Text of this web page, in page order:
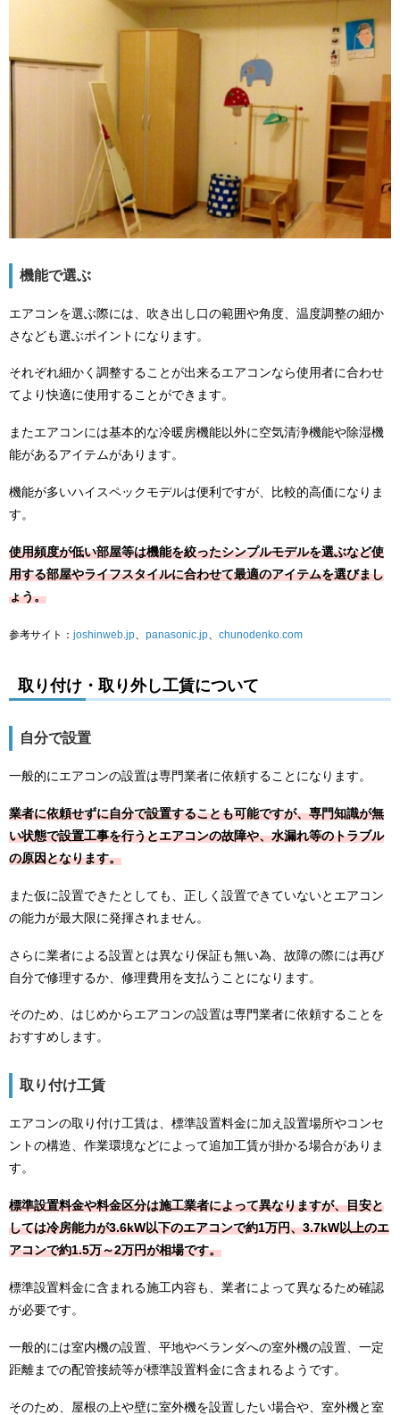
機能で選ぶ
エアコンを選ぶ際には、吹き出し口の範囲や角度、温度調整の細か
さなども選ぶポイントになります。
それぞれ細かく調整することが出来るエアコンなら使用者に合わせ
てより快適に使用することができます。
またエアコンには基本的な冷暖房機能以外に空気清浄機能や除湿機
能があるアイテムがあります。
機能が多いハイスペックモデルは便利ですが、比較的高価になりま
す。
使用頻度が低い部屋等は機能を絞ったシンプルモデルを選ぶなど使
用する部屋やライフスタイルに合わせて最適のアイテムを選びまし
ょう。
参考サイト： joshinweb.jp panasonic.jp chunodenko.com
取り付け・取り外し工賃について
自分で設置
一般的にエアコンの設置は専門業者に依頼することになります。
業者に依頼せずに自分で設置することも可能ですが、専門知識が無
い状態で設置工事を行うとエアコンの故障や、水漏れ等のトラブル
の原因となります。
また仮に設置できたとしても、正しく設置できていないとエアコン
の能力が最大限に発揮されません。
さらに業者による設置とは異なり保証も無い為、故障の際には再び
自分で修理するか、修理費用を支払うことになります。
そのため、はじめからエアコンの設置は専門業者に依頼することを
おすすめします。
取り付け工賃
エアコンの取り付け工賃は、標準設置料金に加え設置場所やコンセ
ントの構造、作業環境などによって追加工賃が掛かる場合がありま
す。
標準設置料金や料金区分は施工業者によって異なりますが、目安と
しては冷房能力が3.6kW以下のエアコンで約1万円、3.7kW以上のエ
アコンで約1.5万～2万円が相場です。
標準設置料金に含まれる施工内容も、業者によって異なるため確認
が必要です。
一般的には室内機の設置、平地やベランダへの室外機の設置、一定
距離までの配管接続等が標準設置料金に含まれるようです。
そのため、屋根の上や壁に室外機を設置したい場合や、室外機と室